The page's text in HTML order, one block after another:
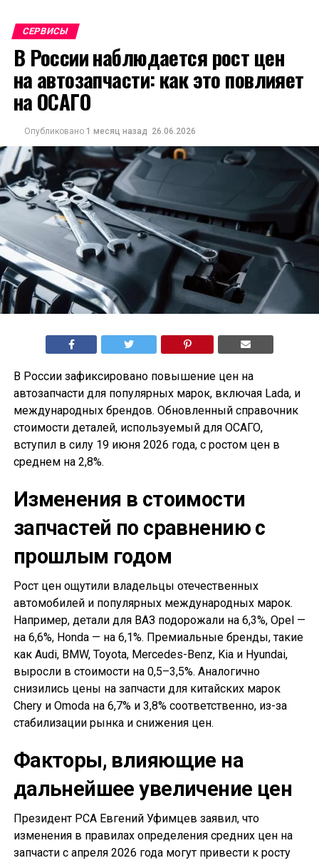
СЕРВИСЫ
В России наблюдается рост цен
на автозапчасти: как это повлияет
на ОСАГО
Опубликовано 1 месяц назад 26.06.2026
В России зафиксировано повышение цен на
автозапчасти для популярных марок, включая Lada, и
международных брендов. Обновленный справочник
стоимости деталей, используемый для ОСАГО,
вступил в силу 19 июня 2026 года, с ростом цен в
среднем на 2,8%.
Изменения в стоимости
запчастей по сравнению с
прошлым годом
Рост цен ощутили владельцы отечественных
автомобилей и популярных международных марок.
Например, детали для ВАЗ подорожали на 6,3%, Opel —
на 6,6%, Honda — на 6,1%. Премиальные бренды, такие
как Audi, BMW, Toyota, Mercedes-Benz, Kia и Hyundai,
выросли в стоимости на 0,5–3,5%. Аналогично
снизились цены на запчасти для китайских марок
Chery и Omoda на 6,7% и 3,8% соответственно, из-за
стабилизации рынка и снижения цен.
Факторы, влияющие на
дальнейшее увеличение цен
Президент РСА Евгений Уфимцев заявил, что
изменения в правилах определения средних цен на
запчасти с апреля 2026 года могут привести к росту